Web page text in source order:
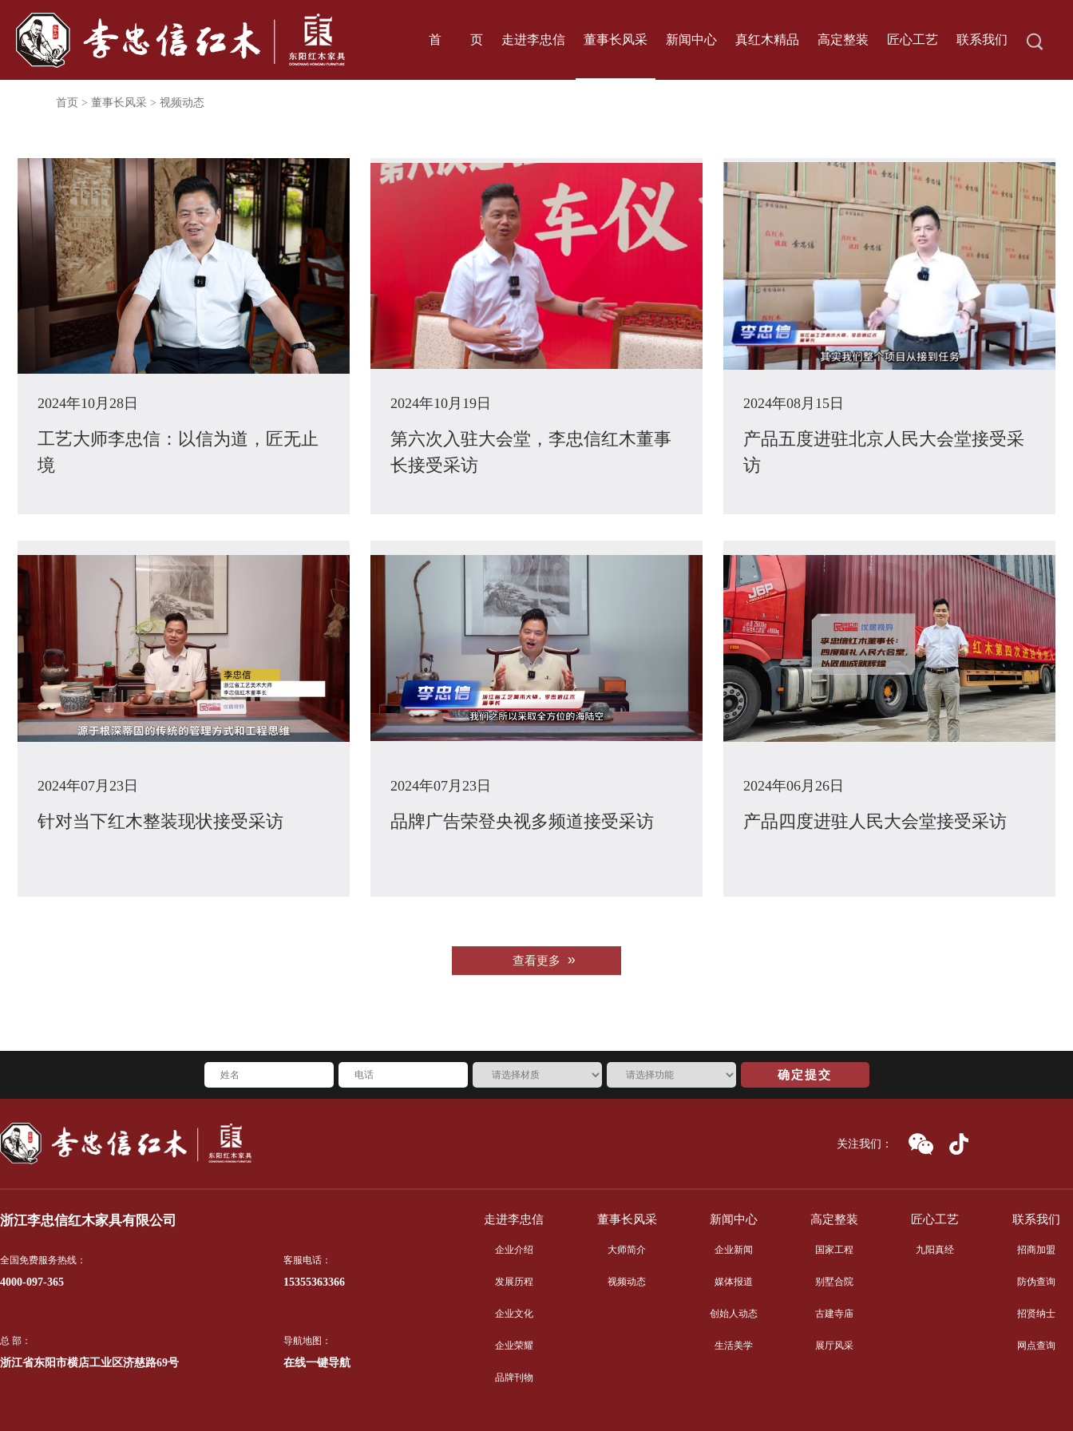
首 页 走进李忠信 董事长风采 新闻中心 真红木精品 高定整装 匠心工艺 联系我们
首页 > 董事长风采 > 视频动态
2024年10月28日
工艺大师李忠信：以信为道，匠无止
境
2024年10月19日
第六次入驻大会堂，李忠信红木董事
长接受采访
2024年08月15日
产品五度进驻北京人民大会堂接受采
访
2024年07月23日
针对当下红木整装现状接受采访
2024年07月23日
品牌广告荣登央视多频道接受采访
2024年06月26日
产品四度进驻人民大会堂接受采访
查看更多
确定提交
关注我们：
浙江李忠信红木家具有限公司
全国免费服务热线：
4000-097-365
客服电话：
15355363366
总 部：
浙江省东阳市横店工业区济慈路69号
导航地图：
在线一键导航
走进李忠信
企业介绍
发展历程
企业文化
企业荣耀
品牌刊物
董事长风采
大师简介
视频动态
新闻中心
企业新闻
媒体报道
创始人动态
生活美学
高定整装
国家工程
别墅合院
古建寺庙
展厅风采
匠心工艺
九阳真经
联系我们
招商加盟
防伪查询
招贤纳士
网点查询